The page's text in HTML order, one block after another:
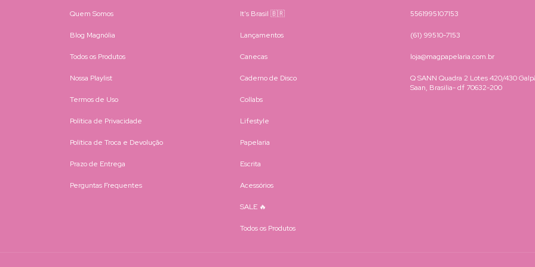
Quem Somos
Blog Magnólia
Todos os Produtos
Nossa Playlist
Termos de Uso
Política de Privacidade
Política de Troca e Devolução
Prazo de Entrega
Perguntas Frequentes
It's Brasil 🇧🇷
Lançamentos
Canecas
Caderno de Disco
Collabs
Lifestyle
Papelaria
Escrita
Acessórios
SALE 🔥
Todos os Produtos
5561995107153
(61) 99510-7153
loja@magpapelaria.com.br
Q SANN Quadra 2 Lotes 420/430
Saan, Brasilia- df 70632-200